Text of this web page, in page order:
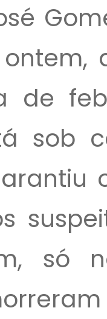
de
sob
só